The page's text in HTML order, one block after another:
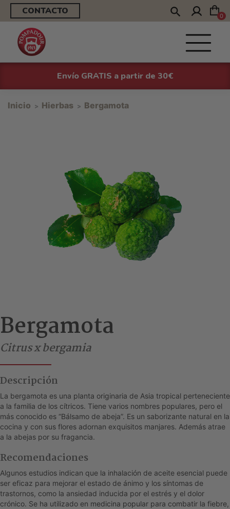
CONTACTO 0
Envío GRATIS a partir de 30€
Inicio Hierbas Bergamota
Bergamota
Citrus x bergamia
Descripción
La bergamota es una planta originaria de Asia tropical perteneciente
a la familia de los cítricos. Tiene varios nombres populares, pero el
más conocido es “Bálsamo de abeja”. Es un saborizante natural en la
cocina y con sus flores adornan exquisitos manjares. Además atrae
a la abejas por su fragancia.
Recomendaciones
Algunos estudios indican que la inhalación de aceite esencial puede
ser eficaz para mejorar el estado de ánimo y los síntomas de
trastornos, como la ansiedad inducida por el estrés y el dolor
crónico. Se ha utilizado en medicina popular para combatir la fiebre,